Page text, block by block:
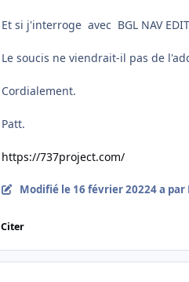
Et si j'interroge avec BGL NAV
Le soucis ne viendrait-il pas de
Cordialement.
Patt.
https://737project.com/
Modifié le 16 février 20224 a par
Citer